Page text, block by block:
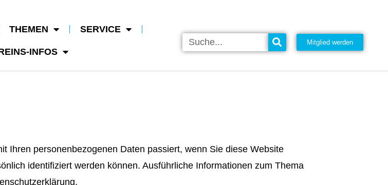
THEMEN SERVICE
INFOS
Mitglied werden
Ihren personenbezogenen Daten passiert, wenn Sie diese Website
identifiziert werden können. Ausführliche Informationen zum Thema